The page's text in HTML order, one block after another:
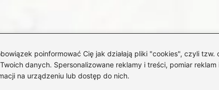
poinformować Cię jak działają pliki "cookies", czyli
danych. Spersonalizowane reklamy i treści, pomiar
na urządzeniu lub dostęp do nich.